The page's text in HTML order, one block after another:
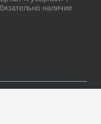
наличие
в сфере связи,